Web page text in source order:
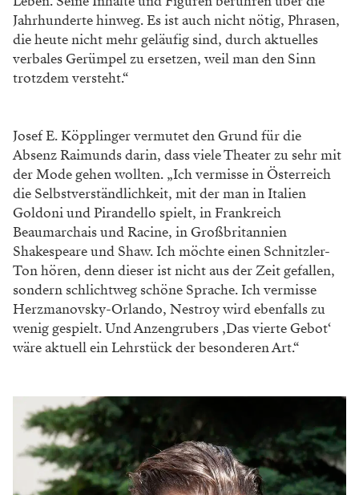
Jahrhunderte hinweg. Es ist auch nicht nötig, Phrasen,
die heute nicht mehr geläufig sind, durch aktuelles
verbales Gerümpel zu ersetzen, weil man den Sinn
trotzdem versteht.“
Josef E. Köpplinger vermutet den Grund für die
Absenz Raimunds darin, dass viele Theater zu sehr mit
der Mode gehen wollten. „Ich vermisse in Österreich
die Selbstverständlichkeit, mit der man in Italien
Goldoni und Pirandello spielt, in Frankreich
Beaumarchais und Racine, in Großbritannien
Shakespeare und Shaw. Ich möchte einen Schnitzler-
Ton hören, denn dieser ist nicht aus der Zeit gefallen,
sondern schlichtweg schöne Sprache. Ich vermisse
Herzmanovsky-Orlando, Nestroy wird ebenfalls zu
wenig gespielt. Und Anzengrubers ‚Das vierte Gebot‘
wäre aktuell ein Lehrstück der besonderen Art.“